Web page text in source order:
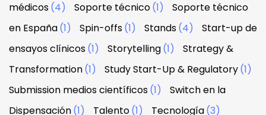
médicos(4) Soporte técnico(1)
Soporte técnico
en España(1) Spin-offs(1) Stands(4)
Start-up de
ensayos clínicos(1) Storytelling(1)
Strategy &
Transformation(1) Study Start-Up & Regulatory(1)
Submission medios científicos(1)
Switch en la
Dispensación(1) Talento(1) Tecnología(3)